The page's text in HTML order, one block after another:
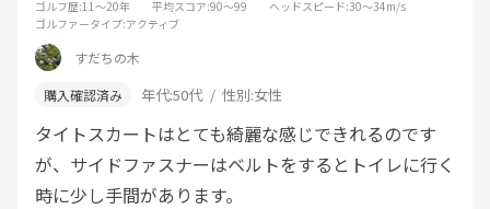
ゴルフ歴:11～20年 平均スコア:90～99 ヘッドスピード:30～34m/s
ゴルファータイプ:アクティブ
すだちの木
年代:50代 性別:女性
タイトスカートはとても綺麗な感じできれるのです
が、サイドファスナーはベルトをするとトイレに行く
時に少し手間があります。